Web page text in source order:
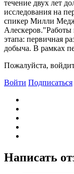
течение двух лет
исследования на
спикер Милли
Алескеров."Работы
этапа: первичная
добыча. B рамках
Пожалуйста,
Войти Подписаться
Написать